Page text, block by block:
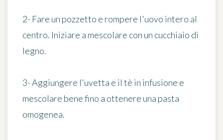
2- Fare un pozzetto e rompere l'uovo intero al
centro. Iniziare a mescolare con un cucchiaio di
legno.
3- Aggiungere l'uvetta e il tè in infusione e
mescolare benefino a ottenere una pasta
omogenea.